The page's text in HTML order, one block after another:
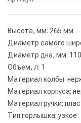
Высота, мм: 265 мм
Диаметр самого
Диаметр дна, мм: 110
Объем, л: 1
Материал колбы:
Материал корпуса:
Материал ручки:
Тип горлышка: узкое